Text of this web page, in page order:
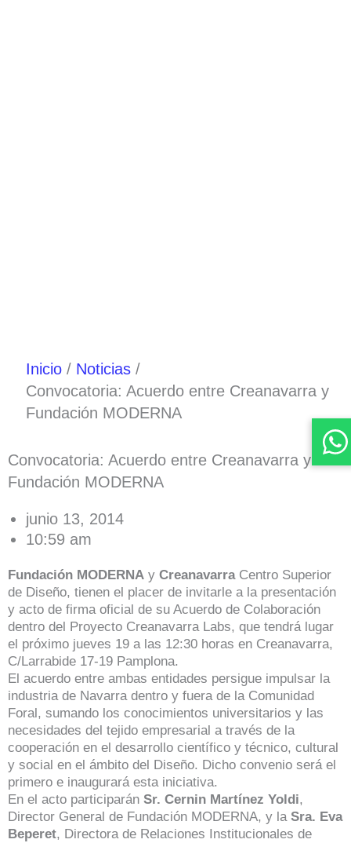
Inicio
Noticias
Convocatoria: Acuerdo entre Creanavarra y
Fundación MODERNA
Convocatoria: Acuerdo entre Creanavarra y
Fundación MODERNA
junio 13, 2014
10:59 am
Fundación MODERNA y Creanavarra Centro Superior
de Diseño, tienen el placer de invitarle a la presentación
y acto de firma oficial de su Acuerdo de Colaboración
dentro del Proyecto Creanavarra Labs, que tendrá lugar
el próximo jueves 19 a las 12:30 horas en Creanavarra,
C/Larrabide 17-19 Pamplona.
El acuerdo entre ambas entidades persigue impulsar la
industria de Navarra dentro y fuera de la Comunidad
Foral, sumando los conocimientos universitarios y las
necesidades del tejido empresarial a través de la
cooperación en el desarrollo científico y técnico, cultural
y social en el ámbito del Diseño. Dicho convenio será el
primero e inaugurará esta iniciativa.
En el acto participarán Sr. Cernin Martínez Yoldi,
Director General de Fundación MODERNA, y la Sra. Eva
Beperet, Directora de Relaciones Institucionales de